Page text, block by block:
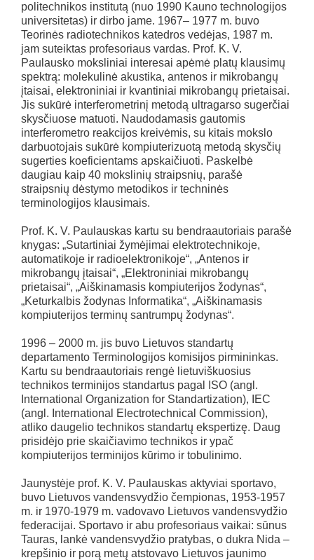
politechnikos institutą (nuo 1990 Kauno technologijos
universitetas) ir dirbo jame. 1967– 1977 m. buvo
Teorinės radiotechnikos katedros vedėjas, 1987 m.
jam suteiktas profesoriaus vardas. Prof. K. V.
Paulausko moksliniai interesai apėmė platų klausimų
spektrą: molekulinė akustika, antenos ir mikrobangų
įtaisai, elektroniniai ir kvantiniai mikrobangų prietaisai.
Jis sukūrė interferometrinį metodą ultragarso sugerčiai
skysčiuose matuoti. Naudodamasis gautomis
interferometro reakcijos kreivėmis, su kitais mokslo
darbuotojais sukūrė kompiuterizuotą metodą skysčių
sugerties koeficientams apskaičiuoti. Paskelbė
daugiau kaip 40 mokslinių straipsnių, parašė
straipsnių dėstymo metodikos ir techninės
terminologijos klausimais.
Prof. K. V. Paulauskas kartu su bendraautoriais parašė
knygas: „Sutartiniai žymėjimai elektrotechnikoje,
automatikoje ir radioelektronikoje“, „Antenos ir
mikrobangų įtaisai“, „Elektroniniai mikrobangų
prietaisai“, „Aiškinamasis kompiuterijos žodynas“,
„Keturkalbis žodynas Informatika“, „Aiškinamasis
kompiuterijos terminų santrumpų žodynas“.
1996 – 2000 m. jis buvo Lietuvos standartų
departamento Terminologijos komisijos pirmininkas.
Kartu su bendraautoriais rengė lietuviškuosius
technikos terminijos standartus pagal ISO (angl.
International Organization for Standartization), IEC
(angl. International Electrotechnical Commission),
atliko daugelio technikos standartų ekspertizę. Daug
prisidėjo prie skaičiavimo technikos ir ypač
kompiuterijos terminijos kūrimo ir tobulinimo.
Jaunystėje prof. K. V. Paulauskas aktyviai sportavo,
buvo Lietuvos vandensvydžio čempionas, 1953-1957
m. ir 1970-1979 m. vadovavo Lietuvos vandensvydžio
federacijai. Sportavo ir abu profesoriaus vaikai: sūnus
Tauras, lankė vandensvydžio pratybas, o dukra Nida –
krepšinio ir porą metų atstovavo Lietuvos jaunimo